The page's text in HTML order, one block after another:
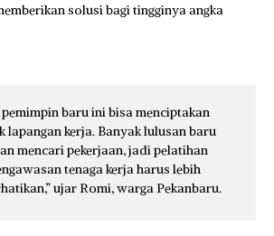
solusi bagi tingginya angka
baru ini bisa menciptakan
lapangan kerja. Banyak lulusan baru
mencari pekerjaan, jadi pelatihan
tenaga kerja harus lebih
ujar Romi, warga Pekanbaru.